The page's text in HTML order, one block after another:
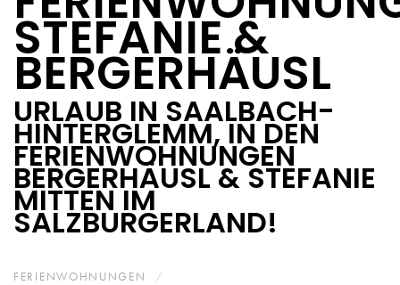
STEFANIE &
BERGERHÄUSL
URLAUB IN SAALBACH-
HINTERGLEMM, IN DEN
FERIENWOHNUNGEN
BERGERHÄUSL & STEFANIE
MITTEN IM
SALZBURGERLAND!
FERIENWOHNUNGEN